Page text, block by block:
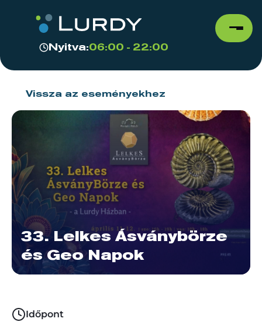
Nyitva:06:00 - 22:00
Vissza az eseményekhez
33. Lelkes Ásványbörze
és Geo Napok
Időpont